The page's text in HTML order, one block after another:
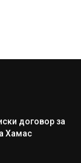
договор за
Хамас